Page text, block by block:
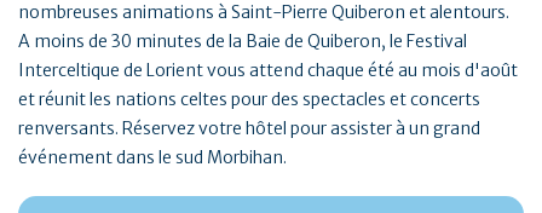
nombreuses animations à Saint-Pierre Quiberon et alentours.
A moins de 30 minutes de la Baie de Quiberon, le Festival
Interceltique de Lorient vous attend chaque été au mois d'août
et réunit les nations celtes pour des spectacles et concerts
renversants. Réservez votre hôtel pour assister à un grand
événement dans le sud Morbihan.